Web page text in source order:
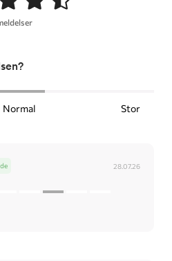
Normal Stor
28.07.26